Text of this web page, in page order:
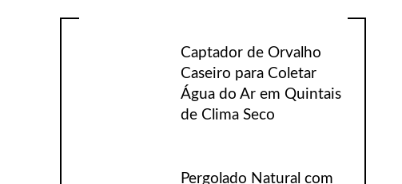
Captador de Orvalho
Caseiro para Coletar
Água do Ar em Quintais
de Clima Seco
Pergolado Natural com